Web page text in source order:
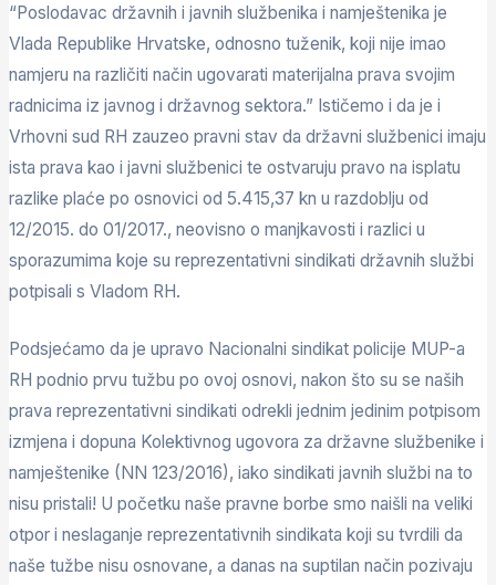
“Poslodavac državnih i javnih službenika i namještenika je
Vlada Republike Hrvatske, odnosno tuženik, koji nije imao
namjeru na različiti način ugovarati materijalna prava svojim
radnicima iz javnog i državnog sektora.” Ističemo i da je i
Vrhovni sud RH zauzeo pravni stav da državni službenici imaju
ista prava kao i javni službenici te ostvaruju pravo na isplatu
razlike plaće po osnovici od 5.415,37 kn u razdoblju od
12/2015. do 01/2017., neovisno o manjkavosti i razlici u
sporazumima koje su reprezentativni sindikati državnih službi
potpisali s Vladom RH.
Podsjećamo da je upravo Nacionalni sindikat policije MUP-a
RH podnio prvu tužbu po ovoj osnovi, nakon što su se naših
prava reprezentativni sindikati odrekli jednim jedinim potpisom
izmjena i dopuna Kolektivnog ugovora za državne službenike i
namještenike (NN 123/2016), iako sindikati javnih službi na to
nisu pristali! U početku naše pravne borbe smo naišli na veliki
otpor i neslaganje reprezentativnih sindikata koji su tvrdili da
naše tužbe nisu osnovane, a danas na suptilan način pozivaju